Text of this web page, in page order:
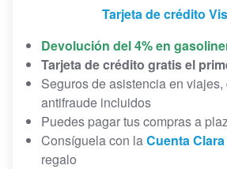
Tarjeta de crédito
Devolución del 4% en
Tarjeta de crédito gratis el
Seguros de asistencia en
antifraude incluidos
Puedes pagar tus compras a
Consíguela con laCuenta Clara
regalo